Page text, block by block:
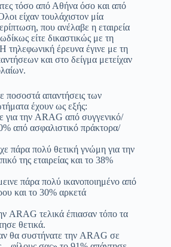
τόσο από Αθήνα όσο και από
είχαν τουλάχιστον μία
που ανέλαβε η εταιρεία
είτε δικαστικώς με τη
τηλεφωνική έρευνα έγινε με τη
και στο δείγμα μετείχαν
ποσοστά απαντήσεις των
έχουν ως εξής:
για την ARAG από συγγενικό/
από ασφαλιστικό πράκτορα/
πάρα πολύ θετική γνώμη για την
της εταιρείας και το 38%
πάρα πολύ ικανοποιημένο από
και το 30% αρκετά
ARAG τελικά έπιασαν τόπο τα
θετικά.
θα συστήνατε την ARAG σε